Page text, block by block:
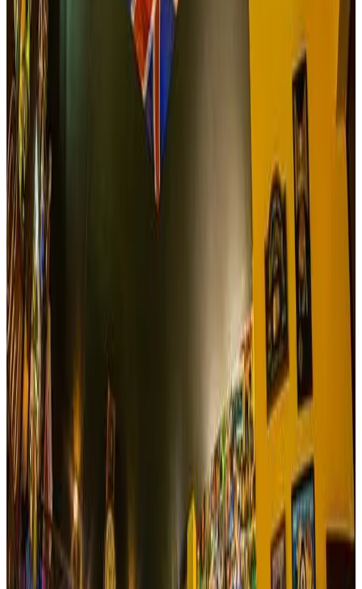
Ver sitio
Ibagué
Restaurante Campestre Los Amigos
El Restaurante Campestre Los amigos es especialista en
convertir tus días de descanso familiar en encantadores…a
15 minutos de la ciudad de Ibagué podrás disfrutar de sus
bellos jardines y amplios espacios, atesora una piscina
donde vivirás momentos refrescantes y un parque infantil
para los más pequeños. Cuenta con un restaurante en el
cual saborearas ricos platos de comida típica donde serás
atendido por sus propietarios.
Reservar